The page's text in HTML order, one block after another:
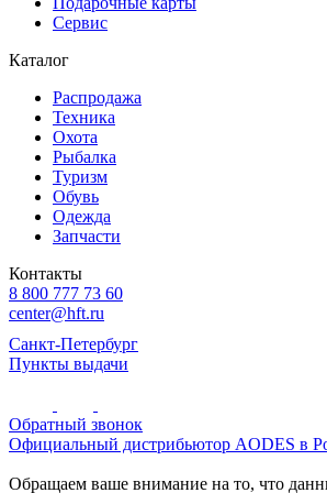
Сервис
Каталог
Распродажа
Техника
Охота
Рыбалка
Туризм
Обувь
Одежда
Запчасти
Контакты
8 800 777 73 60
center@hft.ru
Санкт-Петербург
Пункты выдачи
Обратный звонок
Официальный дистрибьютор AODES в
Обращаем ваше внимание на то, что